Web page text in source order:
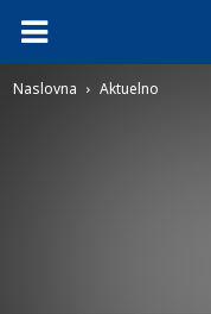
Naslovna Aktuelno